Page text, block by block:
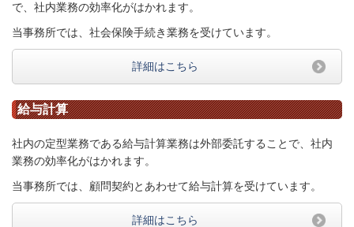
で、社内業務の効率化がはかれます。
当事務所では、社会保険手続き業務を受けています。
詳細はこちら
給与計算
社内の定型業務である給与計算業務は外部委託することで、社内
業務の効率化がはかれます。
当事務所では、顧問契約とあわせて給与計算を受けています。
詳細はこちら